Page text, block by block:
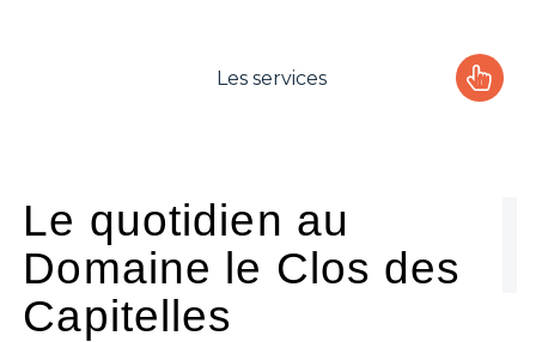
Les services
L'espace Aquatique
Les activités
Les infos pratiques
Le quotidien au
Domaine le Clos des
Capitelles